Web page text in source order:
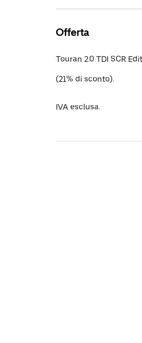
Offerta
Touran 2.0 TDI SCR
(21% di sconto).
IVA esclusa.